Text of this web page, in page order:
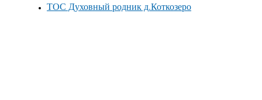
ТОС Духовный родник д.Коткозеро